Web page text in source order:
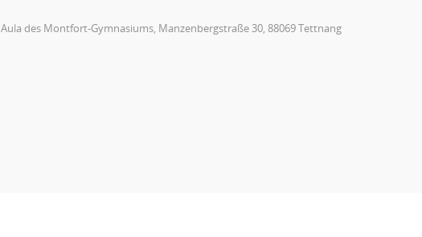
Aula des Montfort-Gymnasiums, Manzenbergstraße 30, 88069 Tettnang